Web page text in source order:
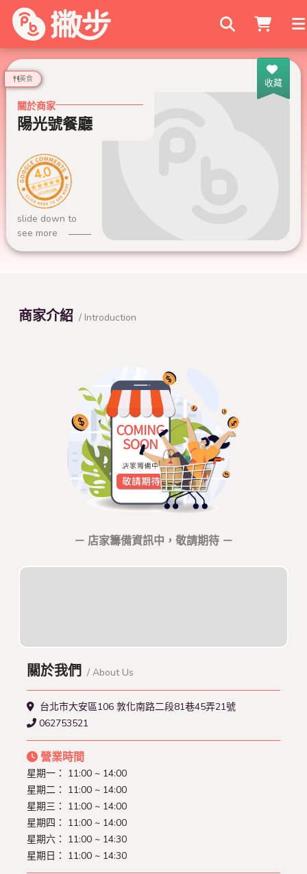
搜尋商家
收藏
美食
關於商家
陽光號餐廳
4.0
658 則評論
slide down to
see more
商家介紹 / Introduction
－ 店家籌備資訊中，敬請期待 －
關於我們 / About Us
台北市大安區106 敦化南路二段81巷45弄21號
062753521
營業時間
星期一： 11:00 ~ 14:00
星期二： 11:00 ~ 14:00
星期三： 11:00 ~ 14:00
星期四： 11:00 ~ 14:00
星期六： 11:00 ~ 14:30
星期日： 11:00 ~ 14:30